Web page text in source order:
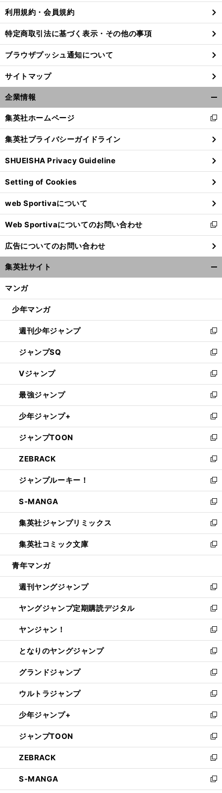
新
。
、
利用規約・会員規約
特定商取引法に基づく表示・その他の事項
ブラウザプッシュ通知について
サイトマップ
企業情報
閉
る
集英社ホームページ
新
し
い
ウ
ィ
ン
ド
ウ
で
開
く
集英社プライバシーガイドライン
SHUEISHA Privacy Guideline
Setting of Cookies
web Sportivaについて
Web Sportivaについてのお問い合わせ
新
し
い
ウ
ィ
ン
ウ
開
く
広告についてのお問い合わせ
集英社サイト
マンガ
少年マンガ
週刊少年ジャンプ
新
し
い
ウ
ィ
ン
ド
ウ
で
開
く
ジャンプSQ
新
し
い
ウ
ィ
ン
ド
ウ
で
開
く
Vジャンプ
新
し
い
ウ
ィ
ン
ド
ウ
で
開
く
最強ジャンプ
新
し
い
ウ
ィ
ン
ド
ウ
で
開
く
少年ジャンプ+
新
し
い
ウ
ィ
ン
ド
ウ
で
開
く
ジャンプTOON
新
し
い
ウ
ィ
ン
ド
ウ
で
開
く
ZEBRACK
新
し
い
ウ
ィ
ン
ド
ウ
で
開
ジャンプルーキー！
新
し
い
ウ
ィ
ン
ド
ウ
開
く
S-MANGA
新
し
い
ウ
ィ
ン
ウ
で
開
く
集英社ジャンプリミックス
新
し
い
ウ
ン
ド
ウ
で
開
く
集英社コミック文庫
新
し
ウ
ィ
ン
ド
ウ
で
開
く
青年マンガ
週刊ヤングジャンプ
新
し
い
ウ
ィ
ン
ド
ウ
で
開
く
ヤングジャンプ定期購読デジタル
新
し
い
ウ
ィ
ン
ド
ウ
で
開
く
ヤンジャン！
新
し
い
ウ
ィ
ン
ド
ウ
で
開
く
となりのヤングジャンプ
新
し
い
ウ
ィ
ン
ド
ウ
で
開
く
グランドジャンプ
新
し
い
ウ
ィ
ン
ド
ウ
で
開
く
ウルトラジャンプ
新
し
い
ウ
ィ
ン
ド
ウ
で
開
少年ジャンプ+
新
し
い
ウ
ィ
ン
ド
ウ
ジャンプTOON
新
し
い
ウ
ィ
ン
ZEBRACK
新
し
い
ウ
S-MANGA
新